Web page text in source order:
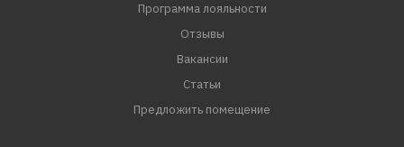
Программа лояльности
Отзывы
Вакансии
Статьи
Предложить помещение